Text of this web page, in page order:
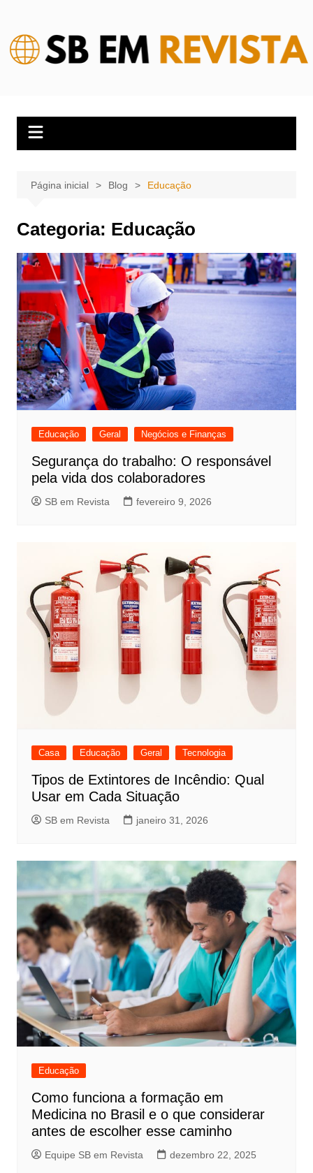
conteúdo
Página inicial Blog Educação
Categoria: Educação
Educação Geral Negócios e Finanças
Segurança do trabalho: O responsável
pela vida dos colaboradores
SB em Revista fevereiro 9, 2026
Casa Educação Geral Tecnologia
Tipos de Extintores de Incêndio: Qual
Usar em Cada Situação
SB em Revista janeiro 31, 2026
Educação
Como funciona a formação em
Medicina no Brasil e o que considerar
antes de escolher esse caminho
Equipe SB em Revista dezembro 22, 2025